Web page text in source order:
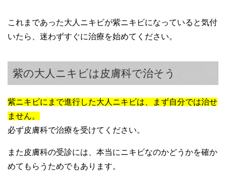
これまであった大人ニキビが紫ニキビになっていると気付
いたら、迷わずすぐに治療を始めてください。
紫の大人ニキビは皮膚科で治そう
紫ニキビにまで進行した大人ニキビは、まず自分では治せ
ません。
必ず皮膚科で治療を受けてください。
また皮膚科の受診には、本当にニキビなのかどうかを確か
めてもらうためでもあります。